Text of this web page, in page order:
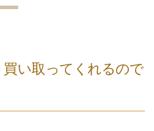
い取ってくれるので